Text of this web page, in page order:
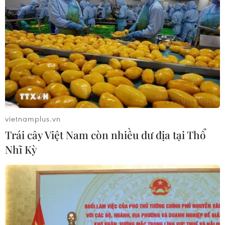
Tìm thấy cụ bà 89 tuổi tử vong sau 10 ngày mất tích
10/08/2026 10:48
Thành phố Hồ Chí Minh gấp rút thu hồi 22.000m2
đất, gỡ vướng hai dự án cửa ngõ phía Đông
10/08/2026 10:40
vietnamplus.vn
Trái cây Việt Nam còn nhiều dư địa tại Thổ
Nhĩ Kỳ